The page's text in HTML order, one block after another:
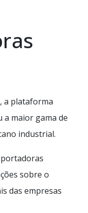
a plataforma
a maior gama de
industrial.
sobre o
das empresas